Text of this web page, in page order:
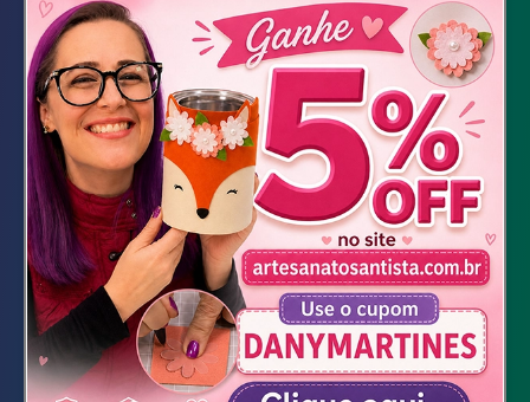
Material Necessário
SantaFlex 3.6
Feltro rosa claro e preto
Feltro com glitter verde
Tinta relevo branca
E.V.A. verde
Cola quente
Tesoura
Máquina de costura